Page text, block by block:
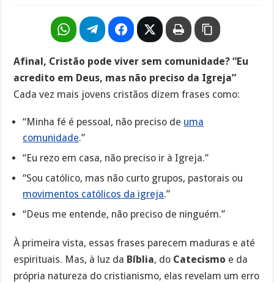
Afinal, Cristão pode viver sem comunidade? “Eu
acredito em Deus, mas não preciso da Igreja”
Cada vez mais jovens cristãos dizem frases como:
“Minha fé é pessoal, não preciso de uma
comunidade.”
“Eu rezo em casa, não preciso ir à Igreja.”
“Sou católico, mas não curto grupos, pastorais ou
movimentos católicos da igreja.”
“Deus me entende, não preciso de ninguém.”
À primeira vista, essas frases parecem maduras e até
espirituais. Mas, à luz da Bíblia, do Catecismo e da
própria natureza do cristianismo, elas revelam um erro